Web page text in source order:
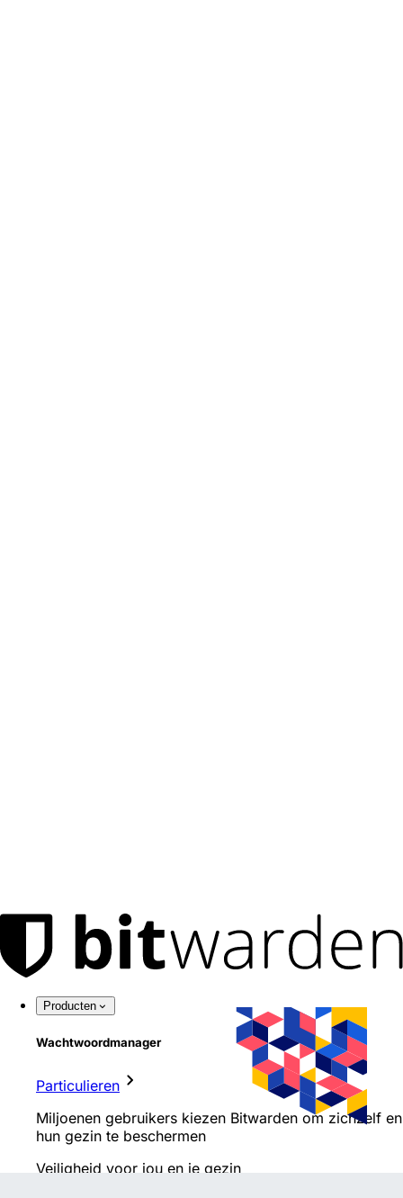
Producten
Wachtwoordmanager
Particulieren
Miljoenen gebruikers kiezen Bitwarden om zichzelf en
hun gezin te beschermen
Veiligheid voor jou en je gezin